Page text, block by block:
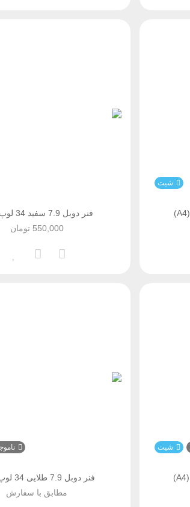
شیت
فنر دوبل 7.9 سفید 34 لوپ (A4)
تومان550,000
شیت
فنر دوبل 7.9 طلایی 34 لوپ (A4)
مطابق با سفارش